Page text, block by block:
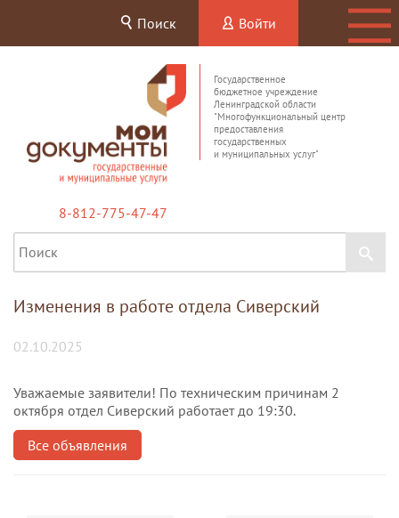
Поиск Войти
Государственное
бюджетное учреждение
Ленинградской области
"Многофункциональный центр
предоставления
государственных
и муниципальных услуг"
8-812-775-47-47
Изменения в работе отдела Сиверский
02.10.2025
Уважаемые заявители! По техническим причинам 2
октября отдел Сиверский работает до 19:30.
Все объявления